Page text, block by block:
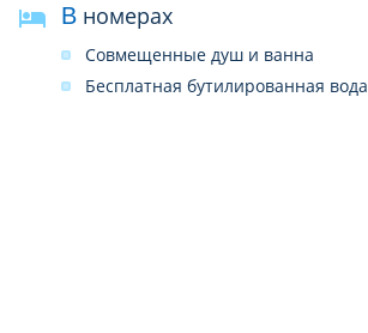
В номерах
Совмещенные душ и ванна
Бесплатная бутилированная вода